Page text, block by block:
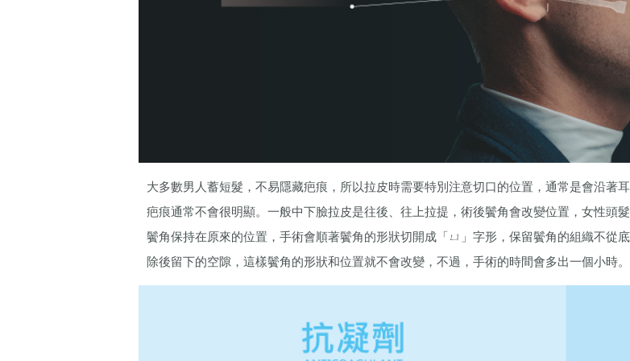
大多數男人蓄短髮，不易隱藏疤痕，所以拉皮時需要特別注意切口的位置，通常是會沿著
疤痕通常不會很明顯。一般中下臉拉皮是往後、往上拉提，術後鬢角會改變位置，女性頭
鬢角保持在原來的位置，手術會順著鬢角的形狀切開成「ㄩ」字形，保留鬢角的組織不從
除後留下的空隙，這樣鬢角的形狀和位置就不會改變，不過，手術的時間會多出一個小時。